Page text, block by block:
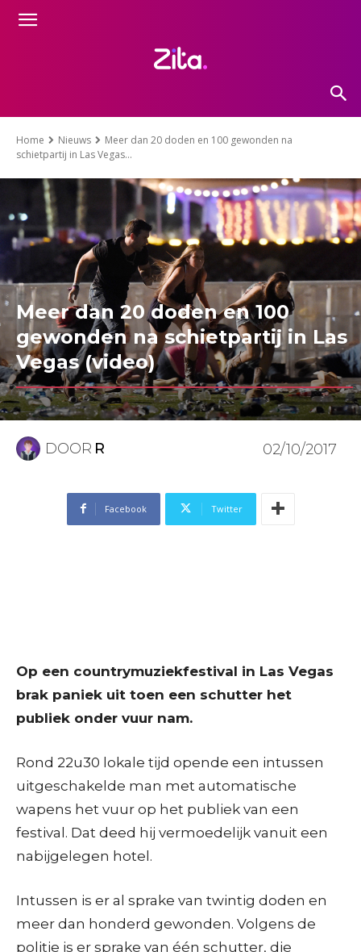
Home Nieuws
Meer dan 20 doden en 100 gewonden na
schietpartij in Las Vegas...
Meer dan 20 doden en 100
gewonden na schietpartij in Las
Vegas (video)
DOOR R 02/10/2017
Facebook Twitter
Op een countrymuziekfestival in Las Vegas
brak paniek uit toen een schutter het
publiek onder vuur nam.
Rond 22u30 lokale tijd opende een intussen
uitgeschakelde man met automatische
wapens het vuur op het publiek van een
festival. Dat deed hij vermoedelijk vanuit een
nabijgelegen hotel.
Intussen is er al sprake van twintig doden en
meer dan honderd gewonden. Volgens de
politie is er sprake van één schutter, die